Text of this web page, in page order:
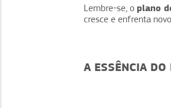
Lembre-se, o plano
cresce e enfrenta
A ESSÊNCIA DO